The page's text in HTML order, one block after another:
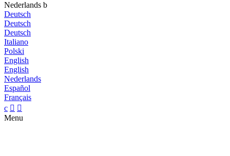
Nederlands b
Deutsch
Deutsch
Deutsch
Italiano
Polski
English
English
Nederlands
Español
Français
c  
Menu